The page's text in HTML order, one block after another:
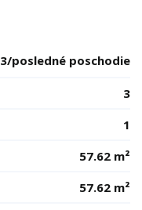
3/posledné poschodie
3
1
57.62 m²
57.62 m²